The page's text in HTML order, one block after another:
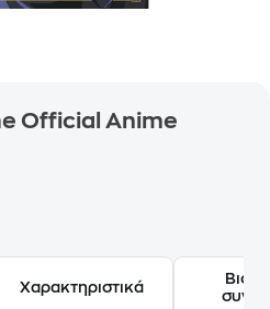
Official Anime
Χαρακτηριστικά